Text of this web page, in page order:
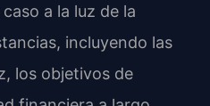
a la luz de la
incluyendo las
los objetivos de